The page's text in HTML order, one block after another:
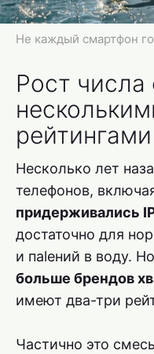
Не каждый смартфон
Рост
рейтингами
Несколько лет
телефонов,
придерживались
достаточно для
и паlений в воду.
больше брендов
имеют два-три
Частично это